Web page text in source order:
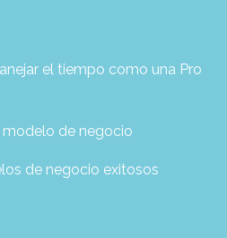
el tiempo como una Pro
modelo de negocio
de negocio exitosos